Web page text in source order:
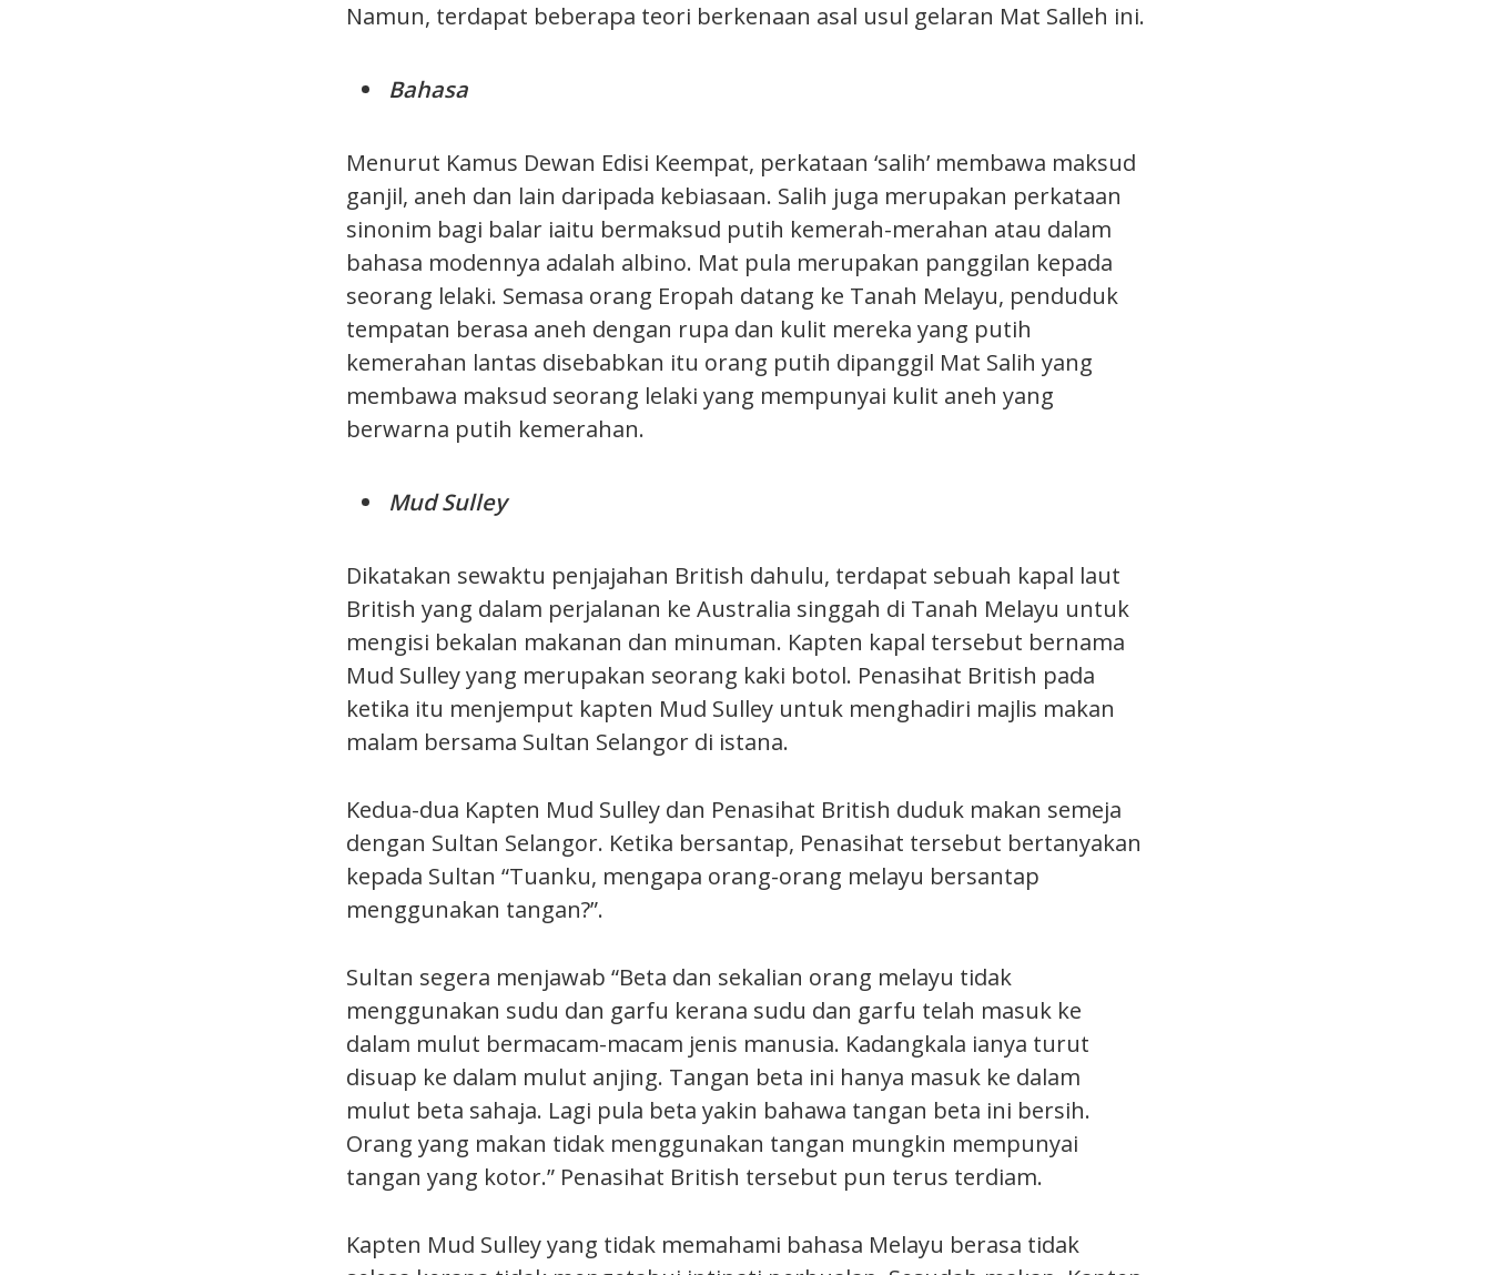
Namun, terdapat beberapa teori berkenaan asal usul gelaran Mat Salleh ini.
Bahasa
Menurut Kamus Dewan Edisi Keempat, perkataan ‘salih’ membawa maksud
ganjil, aneh dan lain daripada kebiasaan. Salih juga merupakan perkataan
sinonim bagi balar iaitu bermaksud putih kemerah-merahan atau dalam
bahasa modennya adalah albino. Mat pula merupakan panggilan kepada
seorang lelaki. Semasa orang Eropah datang ke Tanah Melayu, penduduk
tempatan berasa aneh dengan rupa dan kulit mereka yang putih
kemerahan lantas disebabkan itu orang putih dipanggil Mat Salih yang
membawa maksud seorang lelaki yang mempunyai kulit aneh yang
berwarna putih kemerahan.
Mud Sulley
Dikatakan sewaktu penjajahan British dahulu, terdapat sebuah kapal laut
British yang dalam perjalanan ke Australia singgah di Tanah Melayu untuk
mengisi bekalan makanan dan minuman. Kapten kapal tersebut bernama
Mud Sulley yang merupakan seorang kaki botol. Penasihat British pada
ketika itu menjemput kapten Mud Sulley untuk menghadiri majlis makan
malam bersama Sultan Selangor di istana.
Kedua-dua Kapten Mud Sulley dan Penasihat British duduk makan semeja
dengan Sultan Selangor. Ketika bersantap, Penasihat tersebut bertanyakan
kepada Sultan “Tuanku, mengapa orang-orang melayu bersantap
menggunakan tangan?”.
Sultan segera menjawab “Beta dan sekalian orang melayu tidak
menggunakan sudu dan garfu kerana sudu dan garfu telah masuk ke
dalam mulut bermacam-macam jenis manusia. Kadangkala ianya turut
disuap ke dalam mulut anjing. Tangan beta ini hanya masuk ke dalam
mulut beta sahaja. Lagi pula beta yakin bahawa tangan beta ini bersih.
Orang yang makan tidak menggunakan tangan mungkin mempunyai
tangan yang kotor.” Penasihat British tersebut pun terus terdiam.
Kapten Mud Sulley yang tidak memahami bahasa Melayu berasa tidak